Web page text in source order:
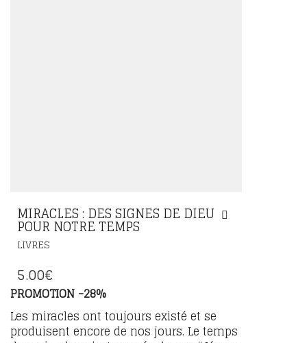
MIRACLES : DES SIGNES DE DIEU
POUR NOTRE TEMPS
LIVRES
5.00€
PROMOTION -28%
Les miracles ont toujours existé et se
produisent encore de nos jours. Le temps